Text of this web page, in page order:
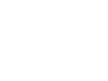
Ronaldo sa
zbierkou áut
Džeko
predĺžil